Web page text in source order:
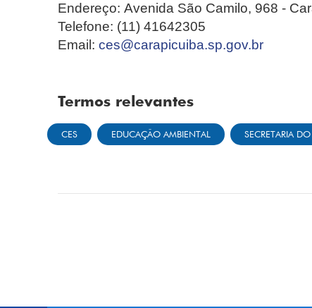
Endereço: Avenida São Camilo, 968 -
Telefone: (11) 41642305
Email:ces@carapicuiba.sp.gov.br
Termos relevantes
CES EDUCAÇÃO AMBIENTAL SECRETARIA